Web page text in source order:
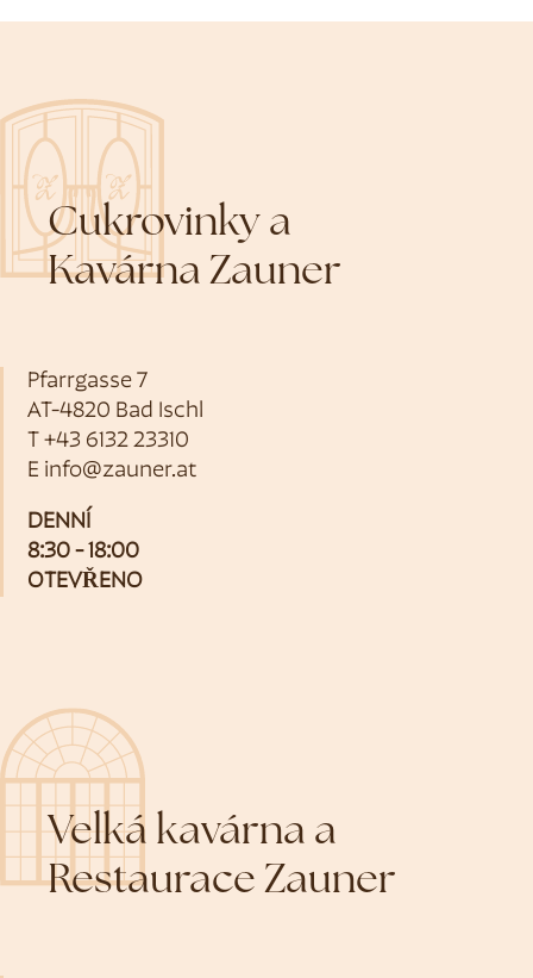
Cukrovinky a
Kavárna Zauner
Pfarrgasse 7
AT-4820 Bad Ischl
T +43 6132 23310
E info@zauner.at
DENNÍ
8:30 - 18:00
OTEVŘENO
Velká kavárna a
Restaurace Zauner